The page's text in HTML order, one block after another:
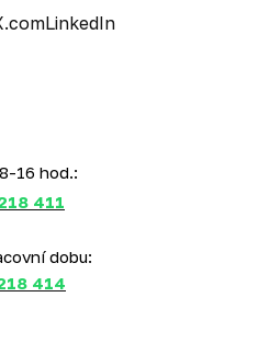
LinkedIn
16 hod.:
411
dobu:
414